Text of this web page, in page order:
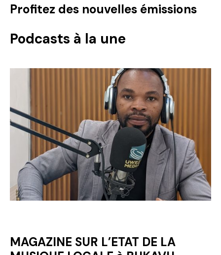
Profitez des nouvelles émissions
Podcasts à la une
MAGAZINE SUR L’ETAT DE LA